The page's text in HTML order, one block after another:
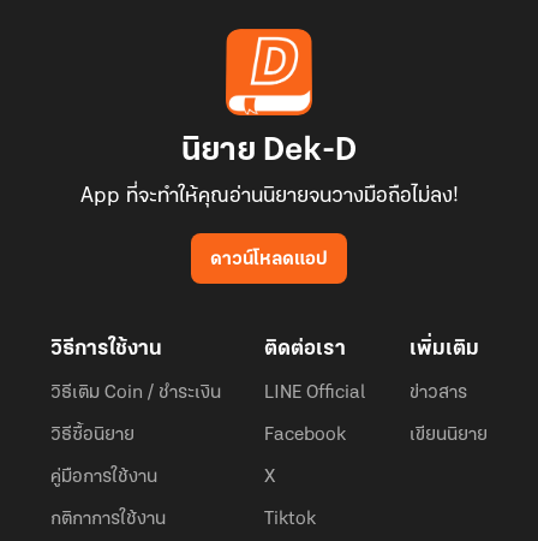
นิยาย Dek-D
App ที่จะทำให้คุณอ่านนิยายจนวางมือถือไม่ลง!
ดาวน์โหลดแอป
วิธีการใช้งาน
วิธีเติม Coin / ชำระเงิน
วิธีซื้อนิยาย
คู่มือการใช้งาน
กติกาการใช้งาน
ติดต่อเรา
LINE Official
Facebook
X
Tiktok
เพิ่มเติม
ข่าวสาร
เขียนนิยาย